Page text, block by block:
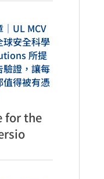
UL MCV
球安全科學
所提
驗證，讓每
得被有憑
for the